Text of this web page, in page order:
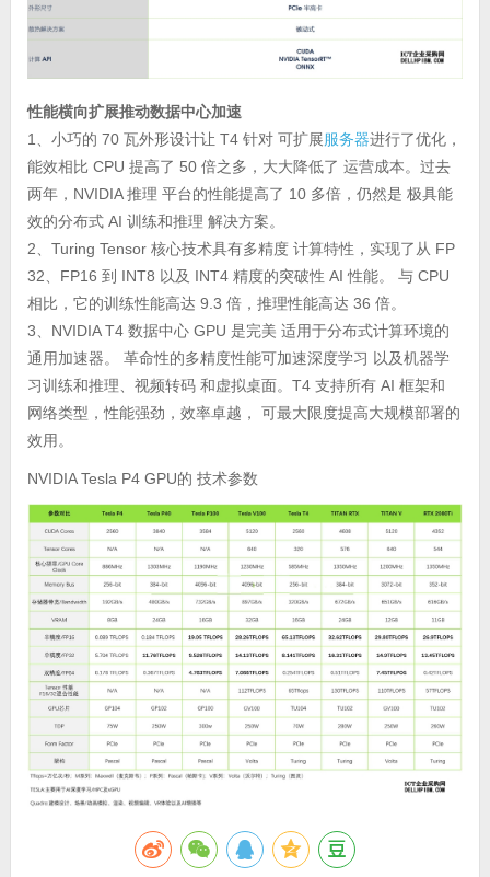
性能横向扩展推动数据中心加速
1、小巧的 70 瓦外形设计让 T4 针对 可扩展服务器进行了优化，
能效相比 CPU 提高了 50 倍之多，大大降低了 运营成本。过去
两年，NVIDIA 推理 平台的性能提高了 10 多倍，仍然是 极具能
效的分布式 AI 训练和推理 解决方案。
2、Turing Tensor 核心技术具有多精度 计算特性，实现了从 FP
32、FP16 到 INT8 以及 INT4 精度的突破性 AI 性能。 与 CPU
相比，它的训练性能高达 9.3 倍，推理性能高达 36 倍。
3、NVIDIA T4 数据中心 GPU 是完美 适用于分布式计算环境的
通用加速器。 革命性的多精度性能可加速深度学习 以及机器学
习训练和推理、视频转码 和虚拟桌面。T4 支持所有 AI 框架和
网络类型，性能强劲，效率卓越， 可最大限度提高大规模部署的
效用。
NVIDIA Tesla P4 GPU的 技术参数